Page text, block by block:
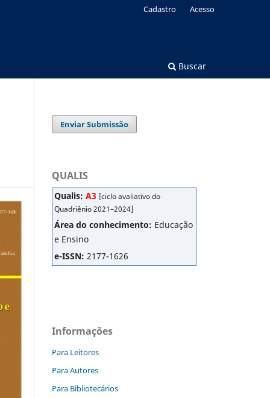
Buscar
Cadastro Acesso
Enviar Submissão
QUALIS
Qualis: A3 [ciclo avaliativo do
Quadriênio 2021–2024]
Área do conhecimento: Educação
e Ensino
e-ISSN: 2177-1626
Informações
Para Leitores
Para Autores
Para Bibliotecários